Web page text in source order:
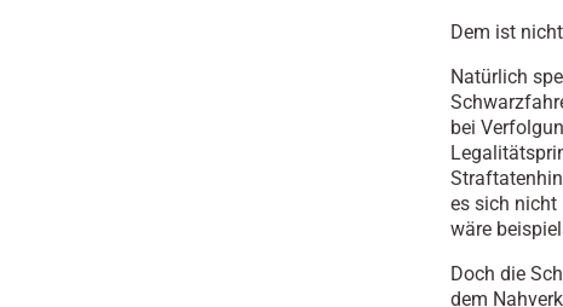
Dem ist
Natürlich
bei
es sich nicht
wäre
Doch die
dem